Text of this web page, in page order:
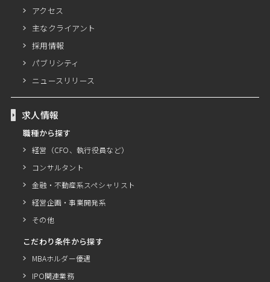
アクセス
主なクライアント
採用情報
パブリシティ
ニュースリリース
求人情報
職種から探す
経営（CFO、執行役員など）
コンサルタント
金融・不動産系スペシャリスト
経営企画・事業開発系
その他
こだわり条件から探す
MBAホルダー優遇
IPO関連業務